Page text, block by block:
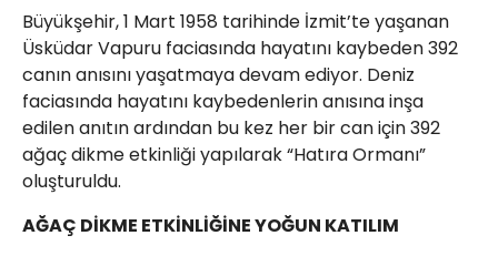
Büyükşehir, 1 Mart 1958 tarihinde İzmit’te yaşanan
Üsküdar Vapuru faciasında hayatını kaybeden 392
canın anısını yaşatmaya devam ediyor. Deniz
faciasında hayatını kaybedenlerin anısına inşa
edilen anıtın ardından bu kez her bir can için 392
ağaç dikme etkinliği yapılarak “Hatıra Ormanı”
oluşturuldu.
AĞAÇ DİKME ETKİNLİĞİNE YOĞUN KATILIM